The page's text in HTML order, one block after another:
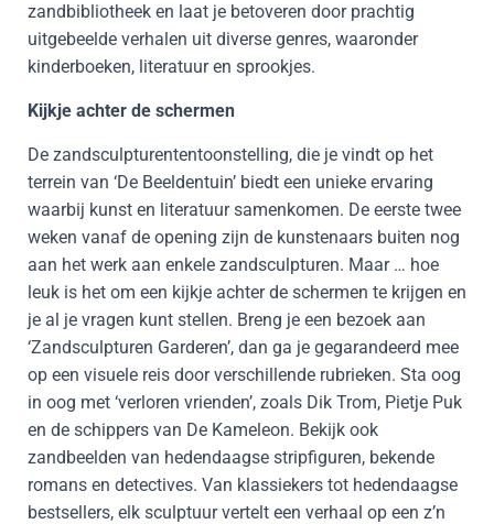
zandbibliotheek en laat je betoveren door prachtig
uitgebeelde verhalen uit diverse genres, waaronder
kinderboeken, literatuur en sprookjes.
Kijkje achter de schermen
De zandsculpturententoonstelling, die je vindt op het
terrein van ‘De Beeldentuin’ biedt een unieke ervaring
waarbij kunst en literatuur samenkomen. De eerste twee
weken vanaf de opening zijn de kunstenaars buiten nog
aan het werk aan enkele zandsculpturen. Maar … hoe
leuk is het om een kijkje achter de schermen te krijgen en
je al je vragen kunt stellen. Breng je een bezoek aan
‘Zandsculpturen Garderen’, dan ga je gegarandeerd mee
op een visuele reis door verschillende rubrieken. Sta oog
in oog met ‘verloren vrienden’, zoals Dik Trom, Pietje Puk
en de schippers van De Kameleon. Bekijk ook
zandbeelden van hedendaagse stripfiguren, bekende
romans en detectives. Van klassiekers tot hedendaagse
bestsellers, elk sculptuur vertelt een verhaal op een z’n